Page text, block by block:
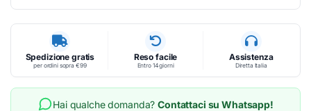
Spedizione gratis
per ordini sopra €99
Reso facile
Entro 14 giorni
Assistenza
Diretta Italia
Hai qualche domanda?Contattaci su Whatsapp!